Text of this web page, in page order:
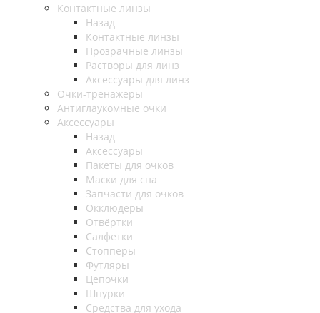
Контактные линзы
Назад
Контактные линзы
Прозрачные линзы
Растворы для линз
Аксессуары для линз
Очки-тренажеры
Антиглаукомные очки
Аксессуары
Назад
Аксессуары
Пакеты для очков
Маски для сна
Запчасти для очков
Окклюдеры
Отвёртки
Салфетки
Стопперы
Футляры
Цепочки
Шнурки
Средства для ухода